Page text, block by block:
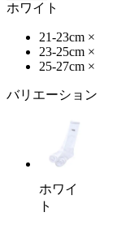
ホワイト
21-23cm ×
23-25cm ×
25-27cm ×
バリエーション
ホワイ
ト